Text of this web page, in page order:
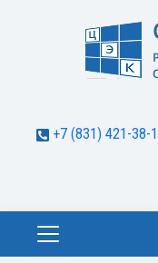
+7 (831) 421-38-